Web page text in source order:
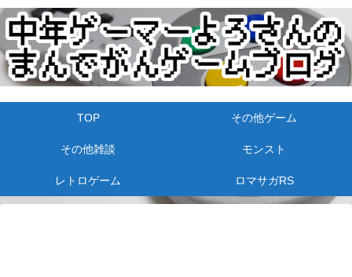
TOP その他ゲーム
その他雑談 モンスト
レトロゲーム ロマサガRS